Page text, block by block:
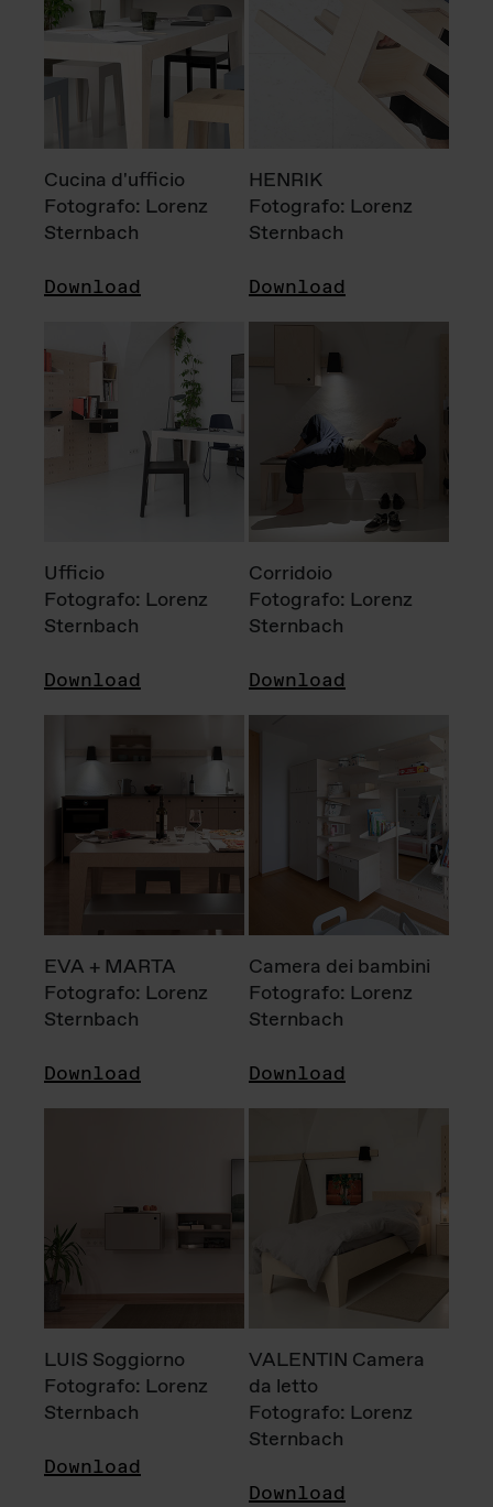
Cucina d'ufficio
Fotografo: Lorenz
Sternbach
Download
HENRIK
Fotografo: Lorenz
Sternbach
Download
Ufficio
Fotografo: Lorenz
Sternbach
Download
Corridoio
Fotografo: Lorenz
Sternbach
Download
EVA + MARTA
Fotografo: Lorenz
Sternbach
Download
Camera dei bambini
Fotografo: Lorenz
Sternbach
Download
LUIS Soggiorno
Fotografo: Lorenz
Sternbach
Download
VALENTIN Camera
da letto
Fotografo: Lorenz
Sternbach
Download